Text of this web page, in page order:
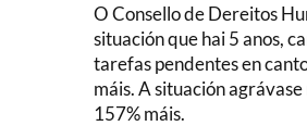
O Consello de Dereitos
situación que hai 5 anos,
tarefas pendentes en
máis. A situación
157% máis.